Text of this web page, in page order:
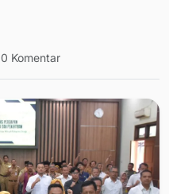
0 Komentar